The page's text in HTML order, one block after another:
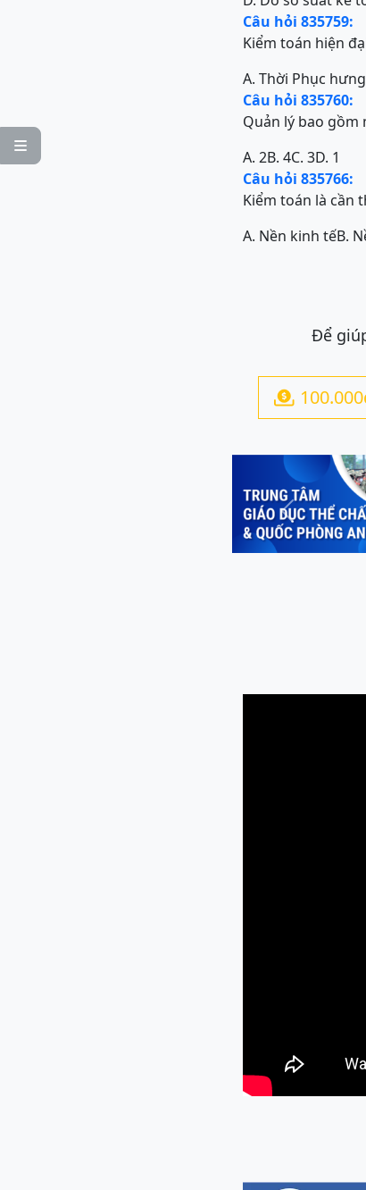

Câu hỏi 835759:
Kiểm toán hiện
A. Thời Phục hưng
Câu hỏi 835760:
Quản lý bao gồm
A. 2B. 4C. 3D. 1
Câu hỏi 835766:
Kiểm toán là cần
A. Nền kinh tếB.
Để

Previous